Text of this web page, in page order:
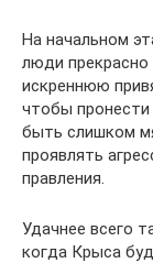
На начальном
люди
искреннюю
чтобы пронести
быть слишком
проявлять
правления.
Удачнее всего
когда Крыса